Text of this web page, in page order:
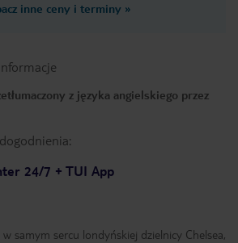
inne ceny i terminy »
z języka angielskiego przez
24/7 + TUI App
samym sercu londyńskiej dzielnicy Chelsea,